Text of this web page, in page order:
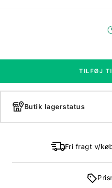
TILFØJ
Butik lagerstatus
Fri fragt v/